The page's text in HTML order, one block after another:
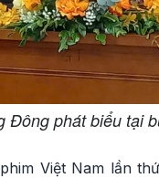
Đông phát biểu tại
Việt Nam lần